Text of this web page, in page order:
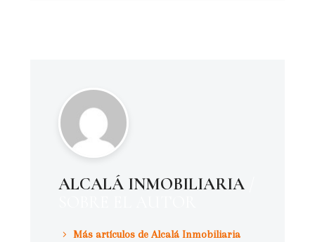
ALCALÁ INMOBILIARIA
Más artículos de Alcalá Inmobiliaria